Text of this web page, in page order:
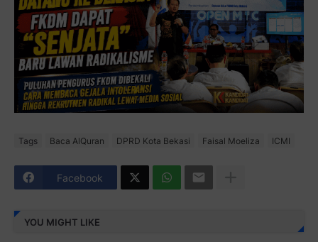
Tags Baca AlQuran DPRD Kota Bekasi Faisal Moeliza ICMI
Facebook
YOU MIGHT LIKE